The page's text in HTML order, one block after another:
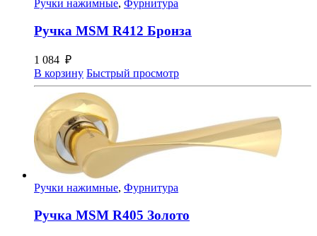
Ручки нажимные, Фурнитура
Ручка MSM R412 Бронза
1 084 ₽
В корзину Быстрый просмотр
Ручки нажимные, Фурнитура
Ручка MSM R405 Золото